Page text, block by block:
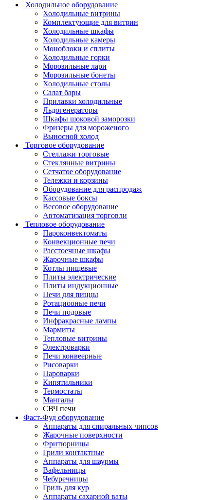
Холодильное оборудование
Холодильные витрины
Комплектующие для витрин
Холодильные шкафы
Холодильные камеры
Моноблоки и сплиты
Холодильные горки
Морозильные лари
Морозильные бонеты
Холодильные столы
Салат бары
Прилавки холодильные
Льдогенераторы
Шкафы шоковой заморозки
Фризеры для мороженого
Выносной холод
Торговое оборудование
Стеллажи торговые
Стеклянные витрины
Сетчатое оборудование
Тележки и корзины
Оборудование для распродаж
Кассовые боксы
Весовое оборудование
Автоматизация торговли
Тепловое оборудование
Пароконвектоматы
Конвекционные печи
Расстоечные шкафы
Жарочные шкафы
Котлы пищевые
Плиты электрические
Плиты индукционные
Печи для пиццы
Ротациооные печи
Печи подовые
Инфракрасные лампы
Мармиты
Тепловые витрины
Электроварки
Печи конвеерные
Рисоварки
Пароварки
Кипятильники
Термостаты
Мангалы
СВЧ печи
Фаст-Фуд оборудование
Аппараты для спиральных чипсов
Жарочные поверхности
Фритюрницы
Грили контактные
Аппараты для шаурмы
Вафельницы
Чебуречницы
Гриль для кур
Аппараты сахарной ваты